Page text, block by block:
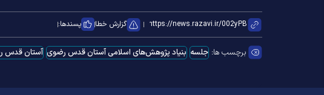
گزارش خطا پسندها:
برچسب ها: جلسه بنیاد پژوهش‌های اسلامی آستان قدس رضوی آستان قدس